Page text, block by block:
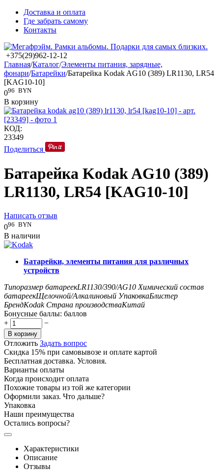
Доставка и оплата
Где забрать самому
Контакты
+375(29)962-12-12
Главная/Каталог/Элементы питания, зарядные,
фонари/Батарейки/Батарейка Kodak AG10 (389) LR1130, LR54
[KAG10-10]
096 BYN
В корзину
КОД:
23349
Поделиться
Батарейка Kodak AG10 (389)
LR1130, LR54 [KAG10-10]
Написать отзыв
096 BYN
В наличии
Батарейки, элементы питания для различных
устройств
Типоразмер батареекLR1130/390/AG10 Химический состав
батареекЩелочной/Алкалиновый УпаковкаБлистер
БрендKodak Страна производстваКитай
Бонусные баллы: баллов
+
−
В корзину
Отложить Задать вопрос
Скидка 15% при самовывозе и оплате картой
Бесплатная доставка. Условия.
Варианты оплаты
Когда происходит оплата
Похожие товары из той же категории
Оформили заказ. Что дальше?
Упаковка
Наши преимущества
Остались вопросы?
Характеристики
Описание
Отзывы